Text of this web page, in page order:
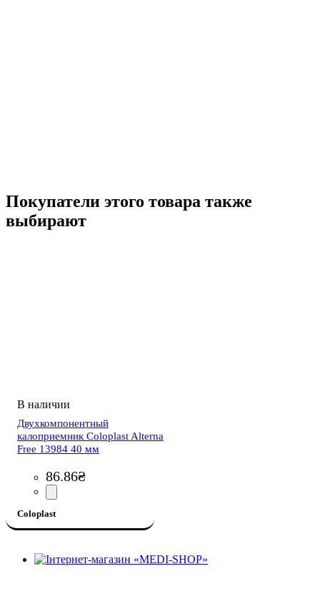
Покупатели этого товара также
выбирают
Двухкомпонентный
калоприемник Coloplast Alterna
Free 13984 40 мм
86.86₴
Coloplast